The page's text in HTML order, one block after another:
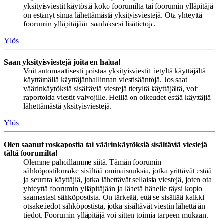
yksityisviestit käytöstä koko foorumilta tai foorumin ylläpitäjä
on estänyt sinua lähettämästä yksityisviestejä. Ota yhteyttä
foorumin ylläpitäjään saadaksesi lisätietoja.
Ylös
Saan yksityisviestejä joita en halua!
Voit automaattisesti poistaa yksityisviestit tietyltä käyttäjältä
käyttämällä käyttäjänhallinnan viestisääntöjä. Jos saat
väärinkäytöksiä sisältäviä viestejä tietyltä käyttäjältä, voit
raportoida viestit valvojille. Heillä on oikeudet estää käyttäjiä
lähettämästä yksityisviestejä.
Ylös
Olen saanut roskapostia tai väärinkäytöksiä sisältäviä viestejä
tältä foorumilta!
Olemme pahoillamme siitä. Tämän foorumin
sähköpostilomake sisältää ominaisuuksia, jotka yrittävät estää
ja seurata käyttäjiä, jotka lähettävät sellaisia viestejä, joten ota
yhteyttä foorumin ylläpitäjään ja lähetä hänelle täysi kopio
saamastasi sähköpostista. On tärkeää, että se sisältää kaikki
otsaketiedot sähköpostista, jotka sisältävät viestin lähettäjän
tiedot. Foorumin ylläpitäjä voi sitten toimia tarpeen mukaan.